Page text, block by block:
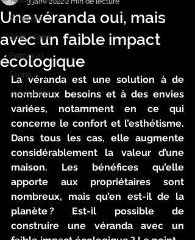
Véranda
Baie vitrée
Pergolas
Store
Habitation
Une véranda oui, mais
avec un faible impact
écologique
La véranda est une solution à de
nombreux besoins et à des envies
variées, notamment en ce qui
concerne le confort et l’esthétisme.
Dans tous les cas, elle augmente
considérablement la valeur d’une
maison. Les bénéfices qu’elle
apporte aux propriétaires sont
nombreux, mais qu’en est-il de la
planète ? Est-il possible de
construire une véranda avec un